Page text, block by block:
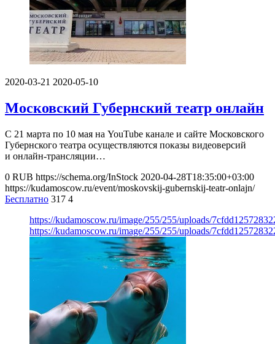
2020-03-21 2020-05-10
Московский Губернский театр онлайн
С 21 марта по 10 мая на YouTube канале и сайте Московского
Губернского театра осуществляются показы видеоверсий
и онлайн-трансляции…
0 RUB https://schema.org/InStock 2020-04-28T18:35:00+03:00
https://kudamoscow.ru/event/moskovskij-gubernskij-teatr-onlajn/
Бесплатно 317 4
https://kudamoscow.ru/image/255/255/uploads/
https://kudamoscow.ru/image/255/255/uploads/